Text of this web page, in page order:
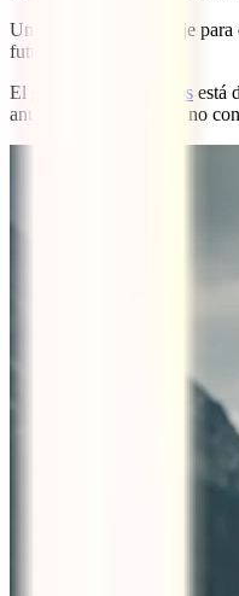
Un buen seguro de viaje para
futuro académico.
El
seguro IATI Estudios está
anulación opcional por no